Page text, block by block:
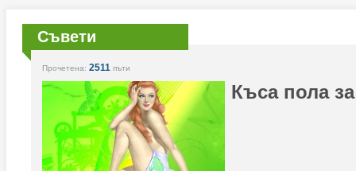
Съвети
Прочетена: 2511 пъти
Къса пола